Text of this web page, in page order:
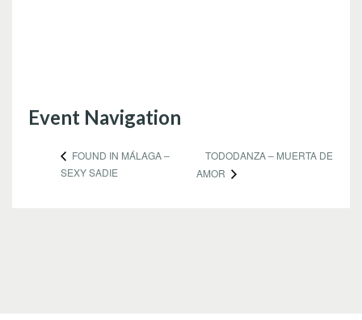
Event Navigation
FOUND IN MÁLAGA –
SEXY SADIE
TODODANZA – MUERTA DE
AMOR